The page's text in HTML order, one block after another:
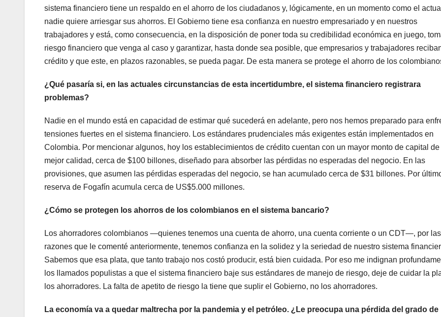
sistema financiero tiene un respaldo en el ahorro de los ciudadanos y, lógicamente, en un momento como el actual
nadie quiere arriesgar sus ahorros. El Gobierno tiene esa confianza en nuestro empresariado y en nuestros
trabajadores y está, como consecuencia, en la disposición de poner toda su credibilidad económica en juego,
riesgo financiero que venga al caso y garantizar, hasta donde sea posible, que empresarios y trabajadores
crédito y que este, en plazos razonables, se pueda pagar. De esta manera se protege el ahorro de los
¿Qué pasaría si, en las actuales circunstancias de esta incertidumbre, el sistema financiero registrara
problemas?
Nadie en el mundo está en capacidad de estimar qué sucederá en adelante, pero nos hemos preparado para
tensiones fuertes en el sistema financiero. Los estándares prudenciales más exigentes están implementados en
Colombia. Por mencionar algunos, hoy los establecimientos de crédito cuentan con un mayor monto de capital de
mejor calidad, cerca de $100 billones, diseñado para absorber las pérdidas no esperadas del negocio. En las
provisiones, que asumen las pérdidas esperadas del negocio, se han acumulado cerca de $31 billones. Por
reserva de Fogafín acumula cerca de US$5.000 millones.
¿Cómo se protegen los ahorros de los colombianos en el sistema bancario?
Los ahorradores colombianos —quienes tenemos una cuenta de ahorro, una cuenta corriente o un CDT—, por las
razones que le comenté anteriormente, tenemos confianza en la solidez y la seriedad de nuestro sistema
Sabemos que esa plata, que tanto trabajo nos costó producir, está bien cuidada. Por eso me indignan
los llamados populistas a que el sistema financiero baje sus estándares de manejo de riesgo, deje de cuidar la
los ahorradores. La falta de apetito de riesgo la tiene que suplir el Gobierno, no los ahorradores.
La economía va a quedar maltrecha por la pandemia y el petróleo. ¿Le preocupa una pérdida del grado de